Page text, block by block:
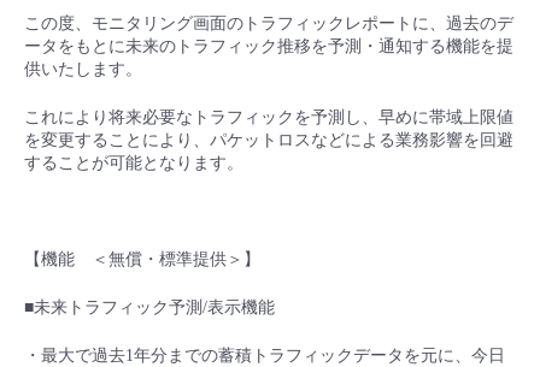
すべてのメニューを見る
管理機能
モニタリング/監査
すべてのメニューを見る
- 初期設定・確認
- 登録情報の管理
■ 基本構築ガイド
- IoT
- マルチクラウド利用
- リモートワーク
メンテナンス予定
協業パートナー
脱炭素化
この度、モニタリング画面のトラフィックレポートに、過去のデ
ータをもとに未来のトラフィック推移を予測・通知する機能を提
供いたします。
これにより将来必要なトラフィックを予測し、早めに帯域上限値
を変更することにより、パケットロスなどによる業務影響を回避
することが可能となります。
【機能 ＜無償・標準提供＞】
■未来トラフィック予測/表示機能
・最大で過去1年分までの蓄積トラフィックデータを元に、今日